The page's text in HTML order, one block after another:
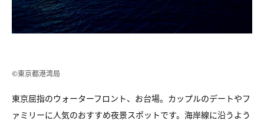
©東京都港湾局
東京屈指のウォーターフロント、お台場。カップルのデートやフ
ァミリーに人気のおすすめ夜景スポットです。海岸線に沿うよう